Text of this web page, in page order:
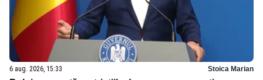
6 aug. 2026, 15:33 Stoica Marian